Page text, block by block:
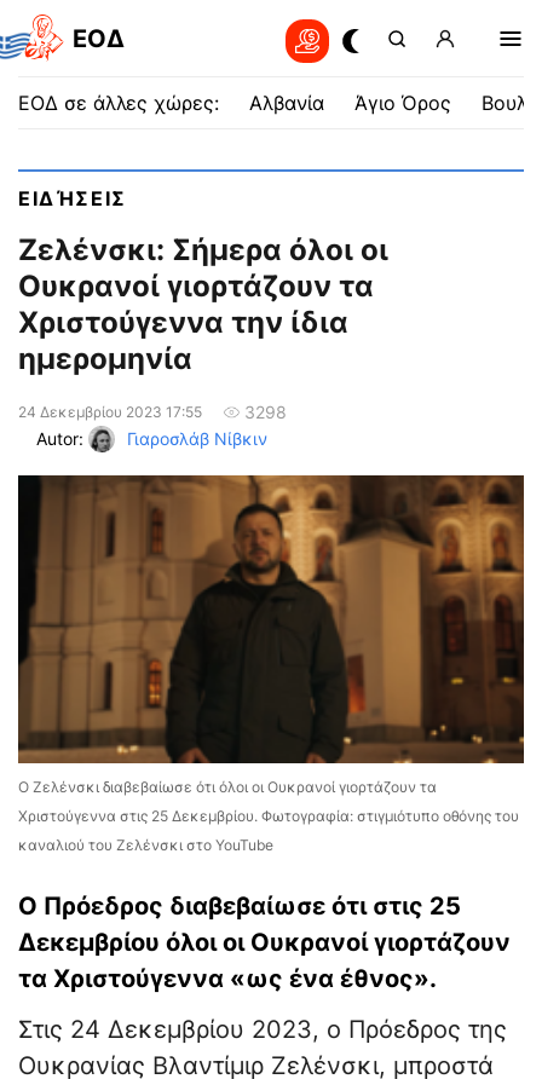
EOΔ
ΕΟΔ σε άλλες χώρες: Αλβανία Άγιο Όρος
ΕΙΔΉΣΕΙΣ
Ζελένσκι: Σήμερα όλοι οι
Ουκρανοί γιορτάζουν τα
Χριστούγεννα την ίδια
ημερομηνία
24 Δεκεμβρίου 2023 17:55
3298
Autor:
Γιαροσλάβ Νίβκιν
Ο Ζελένσκι διαβεβαίωσε ότι όλοι οι Ουκρανοί γιορτάζουν τα
Χριστούγεννα στις 25 Δεκεμβρίου. Φωτογραφία: στιγμιότυπο οθόνης του
καναλιού του Ζελένσκι στο YouTube
Ο Πρόεδρος διαβεβαίωσε ότι στις 25
Δεκεμβρίου όλοι οι Ουκρανοί γιορτάζουν
τα Χριστούγεννα «ως ένα έθνος».
Στις 24 Δεκεμβρίου 2023, ο Πρόεδρος της
Ουκρανίας Βλαντίμιρ Ζελένσκι, μπροστά